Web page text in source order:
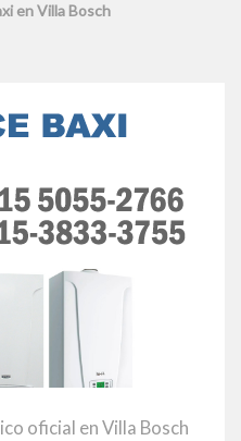
en Villa Bosch
oficial en Villa Bosch